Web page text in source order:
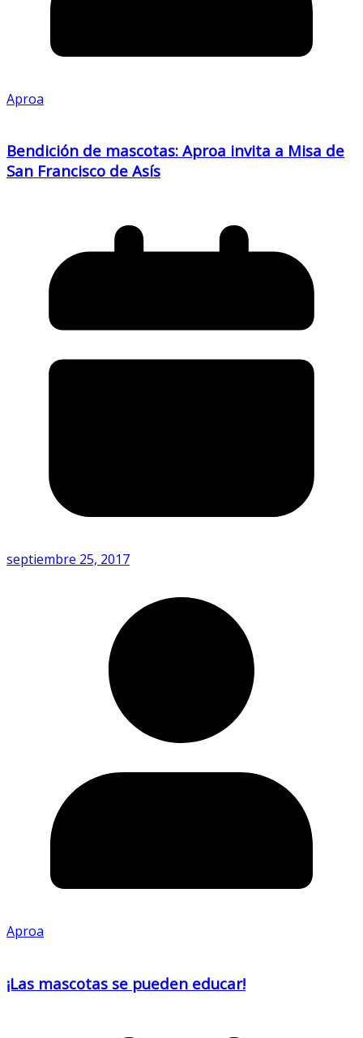
Aproa
Bendición de mascotas: Aproa invita a Misa de
San Francisco de Asís
septiembre 25, 2017
Aproa
¡Las mascotas se pueden educar!